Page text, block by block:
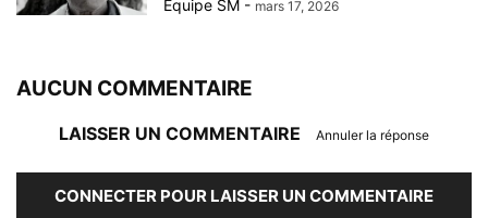
Equipe SM - mars 17, 2026
AUCUN COMMENTAIRE
LAISSER UN COMMENTAIRE Annuler la réponse
CONNECTER POUR LAISSER UN COMMENTAIRE